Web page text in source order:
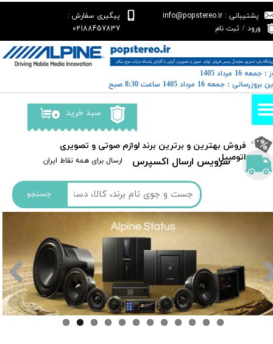
جستجو
سرویس ارسال اکسپرس ​​ارسال برای همه نقاط ایران
پشتیبانی : info@popstereo.ir
پیگیری سفارش :
02188457837
ورود / ثبت نام
حساب کاربری من
تغییر گذر واژه
سفارشات
خروج از حساب کاربری
۰ سبد خرید
​فروش بهترین و برترین برند لوازم صوتی و تصویری
اتومبیل​​​​​​​
16 مرداد 1405
: جمعه 16 مرداد 1405 ساعت 8:30 صبح